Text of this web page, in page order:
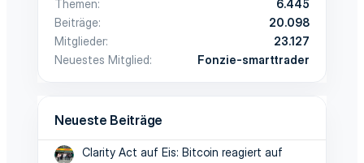
Themen
6.445
Beiträge
20.098
Mitglieder
23.127
Neuestes Mitglied
Fonzie-smarttrader
Neueste Beiträge
Clarity Act auf Eis: Bitcoin reagiert auf